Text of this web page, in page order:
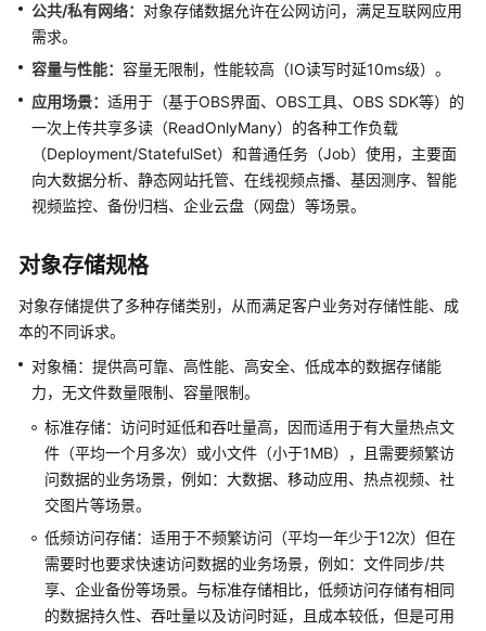
绍
计
说
明
Kubernetes
基
知
识
快
入
门
用
户
指
高
危
操
公共/私有网络： 对象存储数据允许在公网访问，满足互联网应用
需求。
容量与性能： 容量无限制，性能较高（IO读写时延10ms级）。
应用场景： 适用于（基于OBS界面、OBS工具、OBS SDK等）的
一次上传共享多读（ReadOnlyMany）的各种工作负载
（Deployment/StatefulSet）和普通任务（Job）使用，主要面
向大数据分析、静态网站托管、在线视频点播、基因测序、智能
视频监控、备份归档、企业云盘（网盘）等场景。
对象存储规格
对象存储提供了多种存储类别，从而满足客户业务对存储性能、成
本的不同诉求。
对象桶：提供高可靠、高性能、高安全、低成本的数据存储能
力，无文件数量限制、容量限制。
标准存储：访问时延低和吞吐量高，因而适用于有大量热点文
件（平均一个月多次）或小文件（小于1MB），且需要频繁访
问数据的业务场景，例如：大数据、移动应用、热点视频、社
交图片等场景。
低频访问存储：适用于不频繁访问（平均一年少于12次）但在
需要时也要求快速访问数据的业务场景，例如：文件同步/共
享、企业备份等场景。与标准存储相比，低频访问存储有相同
的数据持久性、吞吐量以及访问时延，且成本较低，但是可用